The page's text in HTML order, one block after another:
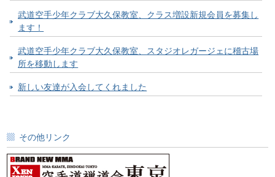
武道空手少年クラブ大久保教室、クラス増設新規会員を募集し
ます！
武道空手少年クラブ大久保教室、スタジオレガージェに稽古場
所を移動します
新しい友達が入会してくれました
その他リンク